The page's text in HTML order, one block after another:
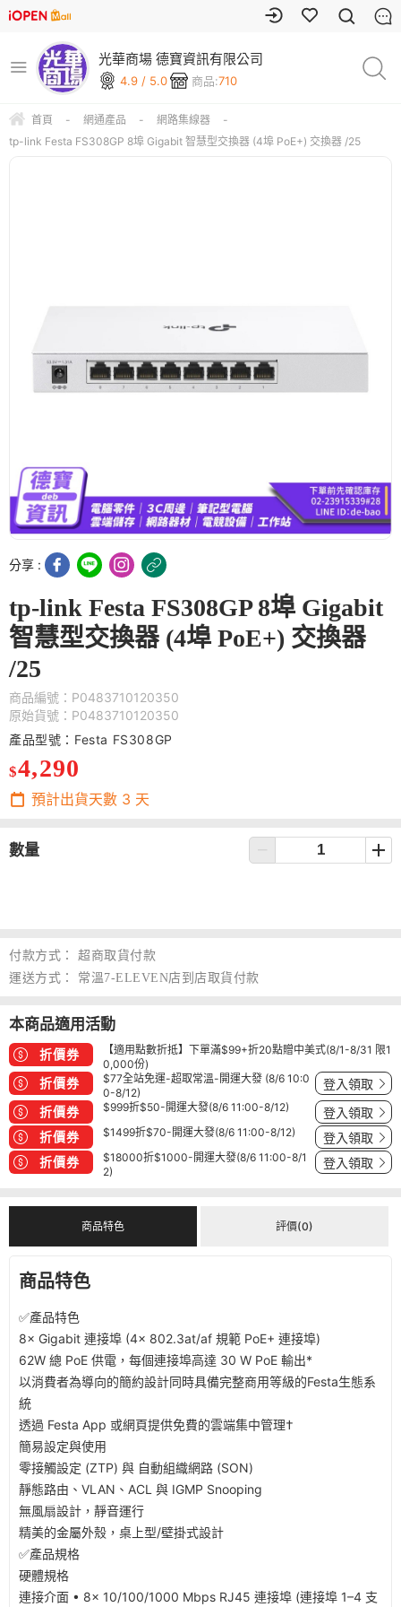
光華商場 德寶資訊有限公司
4.9 / 5.0 商品:710
首頁 - 網通產品 - 網路集線器
-
tp-link Festa FS308GP 8埠 Gigabit 智慧型交換器 (4埠 PoE+) 交換器 /25
分享 :
tp-link Festa FS308GP 8埠 Gigabit
智慧型交換器 (4埠 PoE+) 交換器
/25
商品編號：P0483710120350
原始貨號：P0483710120350
產品型號：Festa FS308GP
$4,290
預計出貨天數 3 天
數量
付款方式：
超商取貨付款
運送方式：
常溫7-ELEVEN店到店取貨付款
本商品適用活動
折價券
【適用點數折抵】下單滿$99+折20點贈中美式(8/1-8/31 限1
0,000份)
折價券
$77全站免運-超取常溫-開運大發 (8/6 10:0
0-8/12)
登入領取
折價券 $999折$50-開運大發(8/6 11:00-8/12) 登入領取
折價券 $1499折$70-開運大發(8/6 11:00-8/12) 登入領取
折價券
$18000折$1000-開運大發(8/6 11:00-8/1
2)
登入領取
商品特色 評價(0)
商品特色
✅產品特色
8× Gigabit 連接埠 (4× 802.3at/af 規範 PoE+ 連接埠)
62W 總 PoE 供電，每個連接埠高達 30 W PoE 輸出*
以消費者為導向的簡約設計同時具備完整商用等級的Festa生態系
統
透過 Festa App 或網頁提供免費的雲端集中管理†
簡易設定與使用
零接觸設定 (ZTP) 與 自動組織網路 (SON)
靜態路由、VLAN、ACL 與 IGMP Snooping
無風扇設計，靜音運行
精美的金屬外殼，桌上型/壁掛式設計
✅產品規格
硬體規格
連接介面 • 8× 10/100/1000 Mbps RJ45 連接埠 (連接埠 1–4 支